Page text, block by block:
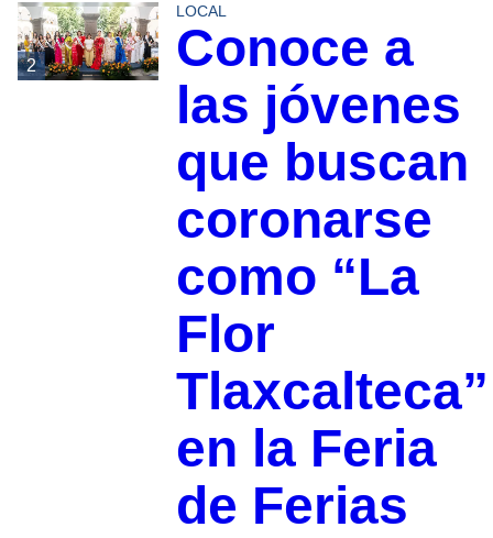
2
LOCAL
Conoce a
las jóvenes
que buscan
coronarse
como “La
Flor
Tlaxcalteca”
en la Feria
de Ferias